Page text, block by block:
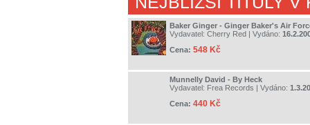
Baker Ginger - Ginger Baker's Air
Vydavatel: Cherry Red | Vydáno:
Cena: 548 Kč
Munnelly David - By Heck
Vydavatel: Frea Records | Vydáno:
Cena: 440 Kč